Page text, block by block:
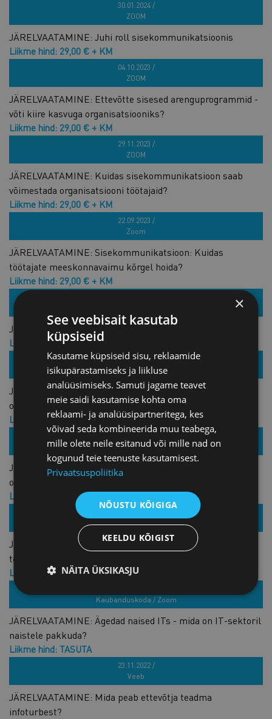
30.01.2024 /
ZOOM
JÄRELVAATAMINE: Juhi roll sisekommunikatsioonis
Liikme hind: 29,00 € + KM
04.10.2023 /
ZOOM
JÄRELVAATAMINE: Ettevõtte sisesed arenguprogrammid -
võti kiire kasvuga organisatsiooniks?
Liikme hind: 29,00 € + KM
29.11.2023 /
ZOOM
JÄRELVAATAMINE: Kuidas sisekommunikatsioon saab
võimestada organisatsiooni töötajaid?
Liikme hind: 29,00 € + KM
22.09.2023 /
Zoom
JÄRELVAATAMINE: Sisekommunikatsioon: Kuidas
töötajate meeskonnavaimu kõrgel hoida?
Liikme hind: 29,00 € + KM
Hind: 59,00 € + KM
JÄRELVAATAMINE: Ettevõttesisesed arenguprogrammid
Liikme hind: 29,00 € + KM
Hind: 59,00 € + KM
16.05.2023 /
Zoom
JÄRELVAATAMINE: Sisekommunikatsioon:
organisatsioonisisesed brändisaadikud
Liikme hind: 29,00 € + KM
Hind: 59,00 € + KM
Kaubanduskoda
JÄRELVAATAMINE: Kuidas kasutada frantsiisi ärimudelit
oma äri kasvatamiseks?
Liikme hind: TASUTA
Zoom
JÄRELVAATAMINE: Kuidas luua motivatsioonipaketid, mis
töötajatele korda lähevad?
Liikme hind: 29,00 € + KM
Hind: 59,00 € + KM
Kaubanduskoda / Zoom
JÄRELVAATAMINE: Ägedad naised ITs - mida on IT-sektoril
naistele pakkuda?
Liikme hind: TASUTA
23.11.2022 /
Veeb
JÄRELVAATAMINE: Mida peab ettevõtja teadma
infoturbest?
×
See veebisait kasutab
küpsiseid
Kasutame küpsiseid sisu, reklaamide
isikupärastamiseks ja liikluse
analüüsimiseks. Samuti jagame teavet
meie saidi kasutamise kohta oma
reklaami- ja analüüsipartneritega, kes
võivad seda kombineerida muu teabega,
mille olete neile esitanud või mille nad on
kogunud teie teenuste kasutamisest.
Privaatsuspoliitika
NÕUSTU KÕIGIGA
KEELDU KÕIGIST
NÄITA ÜKSIKASJU